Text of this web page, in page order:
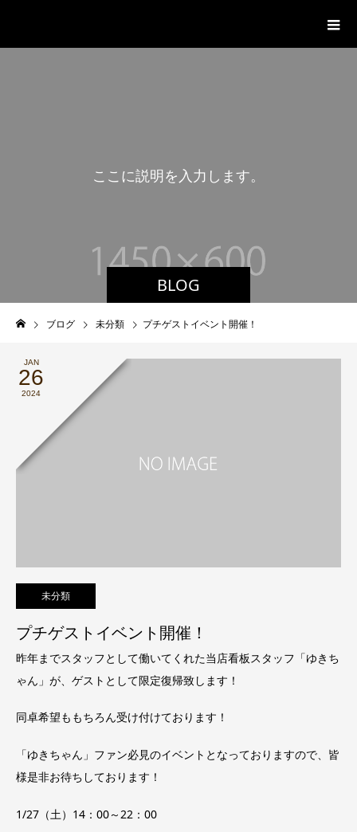
BLOG
こ こ に説明を 入 力 し ます。
ブログ 未分類 プチゲストイベント開催！
JAN
26
2024
未分類
プチゲストイベント開催！
昨年までスタッフとして働いてくれた当店看板スタッフ「ゆきち
ゃん」が、ゲストとして限定復帰致します！
同卓希望ももちろん受け付けております！
「ゆきちゃん」ファン必見のイベントとなっておりますので、皆
様是非お待ちしております！
1/27（土）14：00～22：00